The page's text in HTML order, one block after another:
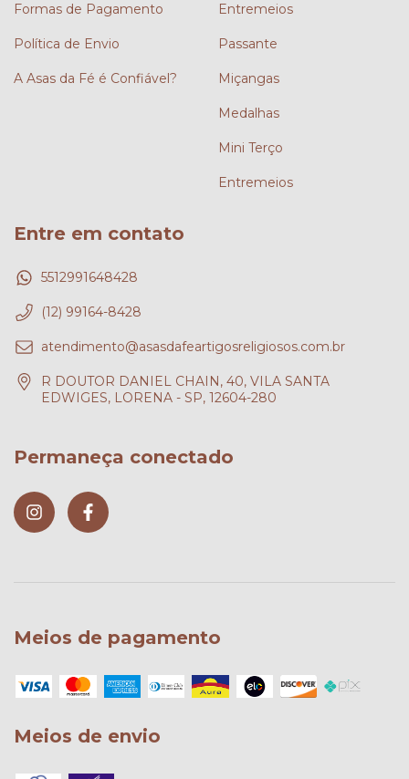
Formas de Pagamento
Política de Envio
A Asas da Fé é Confiável?
Entremeios
Passante
Miçangas
Medalhas
Mini Terço
Entremeios
Entre em contato
5512991648428
(12) 99164-8428
atendimento@asasdafeartigosreligiosos.com.br
R DOUTOR DANIEL CHAIN, 40, VILA SANTA
EDWIGES, LORENA - SP, 12604-280
Permaneça conectado
Meios de pagamento
Meios de envio